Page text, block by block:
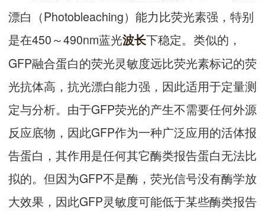
漂白（Photobleaching）能力比荧光素强，特别
是在450～490nm蓝光波长下稳定。类似的，
GFP融合蛋白的荧光灵敏度远比荧光素标记的荧
光抗体高，抗光漂白能力强，因此适用于定量测
定与分析。由于GFP荧光的产生不需要任何外源
反应底物，因此GFP作为一种广泛应用的活体报
告蛋白，其作用是任何其它酶类报告蛋白无法比
拟的。但因为GFP不是酶，荧光信号没有酶学放
大效果，因此GFP灵敏度可能低于某些酶类报告